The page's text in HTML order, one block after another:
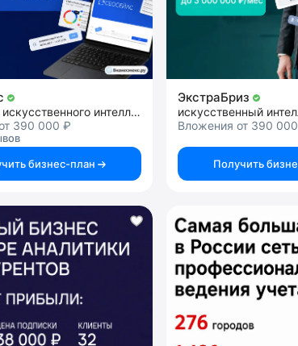
внедрение искусственного интеллекта
390 000 ₽
бизнес-план
ЭкстраБриз
искусственный
Вложения от 390
Получить